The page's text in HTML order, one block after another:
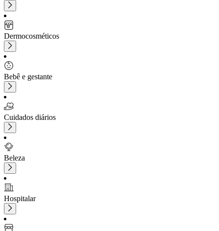
Dermocosméticos
Bebê e gestante
Cuidados diários
Beleza
Hospitalar